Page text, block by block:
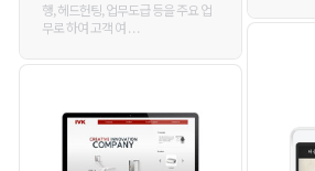
행, 헤드헌팅, 업무도급 등을 주요 업
무로 하여 고객 여 . . .